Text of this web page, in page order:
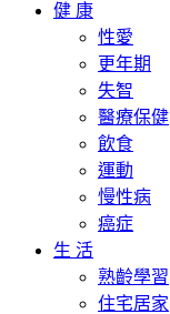
健 康
性愛
更年期
失智
醫療保健
飲食
運動
慢性病
癌症
生 活
熟齡學習
住宅居家